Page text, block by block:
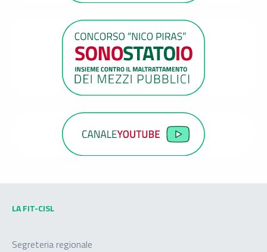
LA FIT-CISL
Segreteria regionale